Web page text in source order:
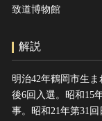
致道博物館
解説
明治42年鶴岡市生
後6回入選。昭和15
事。昭和21年第31